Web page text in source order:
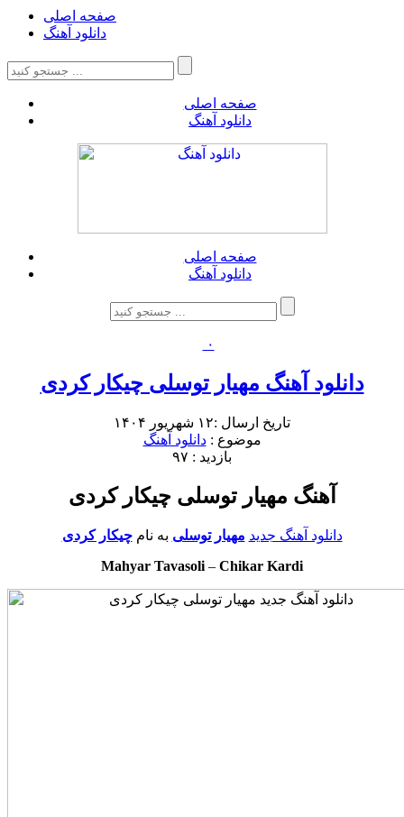
صفحه اصلی
دانلود آهنگ
صفحه اصلی
دانلود آهنگ
صفحه اصلی
دانلود آهنگ
۰
دانلود آهنگ مهیار توسلی چیکار کردی
تاریخ ارسال :۱۲ شهریور ۱۴۰۴
موضوع :دانلود آهنگ
بازدید : ۹۷
آهنگ مهیار توسلی چیکار کردی
دانلود آهنگ جدید مهیار توسلی به نامچیکار کردی
Mahyar Tavasoli – Chikar Kardi